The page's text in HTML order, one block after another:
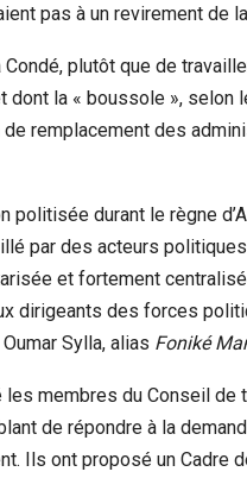
pas à un revirement de
Condé, plutôt que de
dont la « boussole »,
de remplacement des
politisée durant le règne
par des acteurs
et fortement
dirigeants des forces
Sylla, alias Foniké
membres du Conseil de
de répondre à la
Ils ont proposé un Cadre